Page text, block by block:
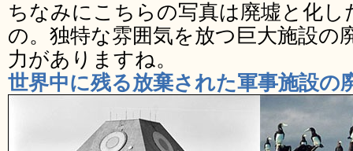
ちなみにこちらの写真は廃墟と化
の。独特な雰囲気を放つ巨大施設の
力がありますね。
世界中に残る放棄された軍事施設の